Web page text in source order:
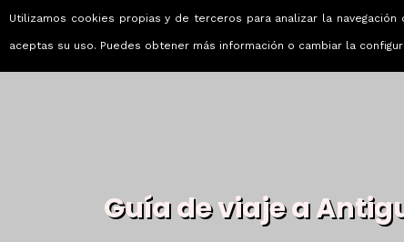
Viajes que emocionan
Guía de viaje a
Utilizamos cookies propias y de terceros para analizar la
aceptas su uso. Puedes obtener más información o cambiar la